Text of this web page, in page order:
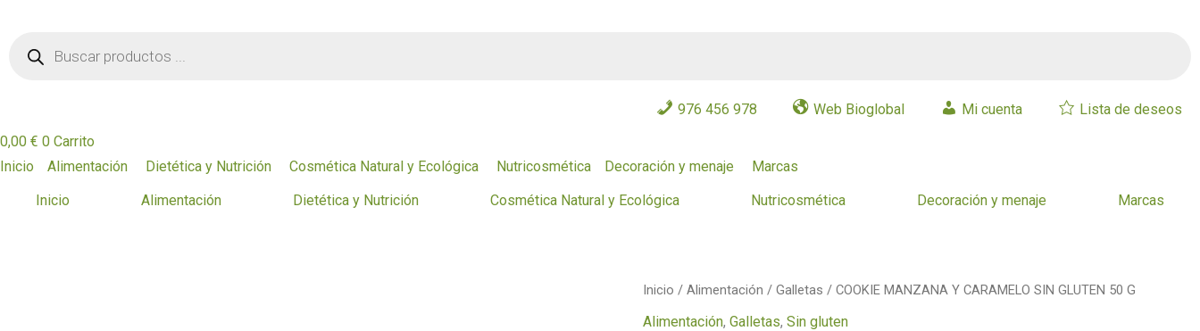
contenido
productos
976 456 978 Web Bioglobal Mi cuenta
Lista de deseos
0,00 € 0 Carrito
Inicio
Alimentación Dietética y Nutrición Cosmética Natural y Ecológica Nutricosmética Decoración y menaje
Marcas
Inicio
Alimentación Dietética y Nutrición Cosmética Natural y Ecológica Nutricosmética Decoración y menaje Marcas
Inicio / Alimentación / Galletas / COOKIE MANZANA Y CARAMELO SIN GLUTEN 50 G
Alimentación, Galletas, Sin gluten
COOKIE
MANZANA